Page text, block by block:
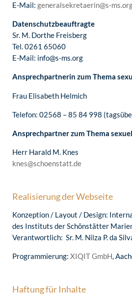
E-Mail: generalsekretaerin@s-
Datenschutzbeauftragte
Sr. M. Dorthe Freisberg
Tel. 0261 65060
E-Mail: info@s-ms.org
Ansprechpartnerin zum Thema
Frau Elisabeth Helmich
Telefon: 02568 – 85 84 998
Ansprechpartner zum Thema
Herr Harald M. Knes
knes@schoenstatt.de
Realisierung der Webseite
Konzeption / Layout / Design:
des Instituts der Schönstätter
Verantwortlich: Sr. M. Nilza P. da
Programmierung: XIQIT GmbH,
Haftung für Inhalte